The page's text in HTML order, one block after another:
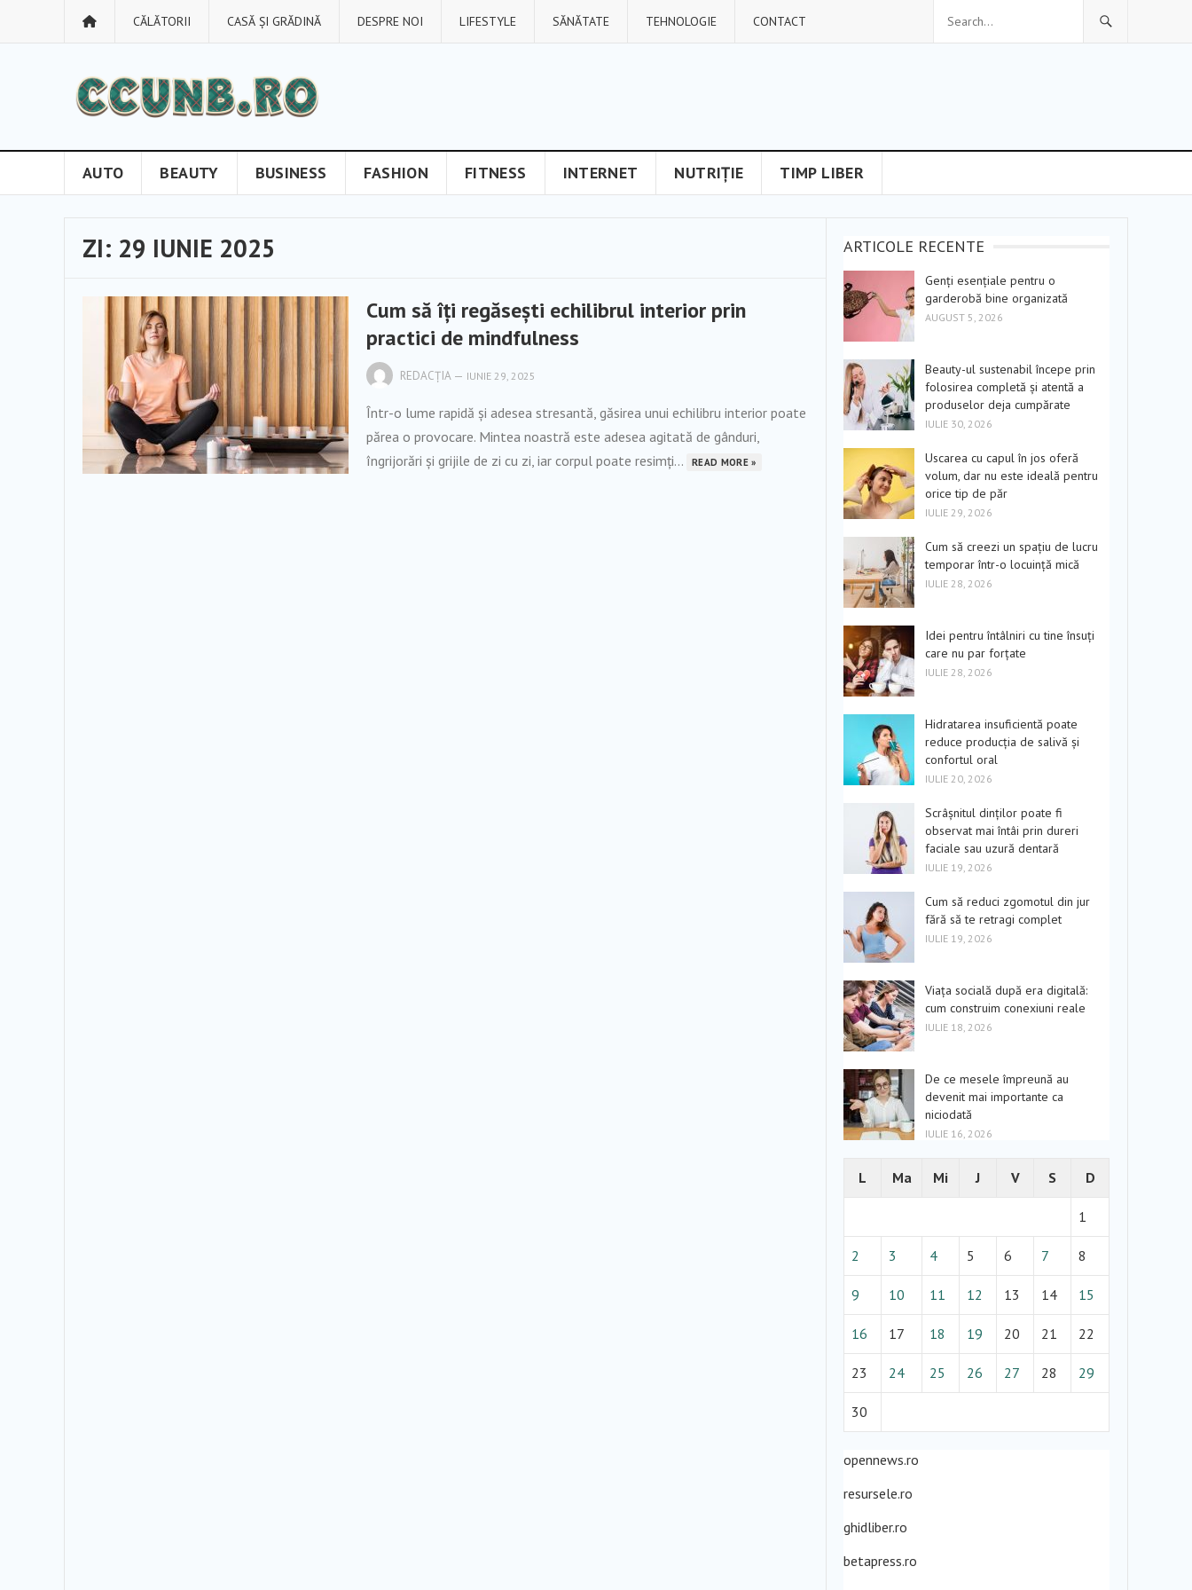
CĂLĂTORII CASĂ ȘI GRĂDINĂ DESPRE NOI LIFESTYLE SĂNĂTATE TEHNOLOGIE CONTACT
AUTO BEAUTY BUSINESS FASHION FITNESS INTERNET NUTRIȚIE TIMP LIBER
ZI: 29 IUNIE 2025
Cum să îți regăsești echilibrul interior prin
practici de mindfulness
REDACȚIA— IUNIE 29, 2025
Într-o lume rapidă și adesea stresantă, găsirea unui echilibru interior poate
părea o provocare. Mintea noastră este adesea agitată de gânduri,
îngrijorări și grijile de zi cu zi, iar corpul poate resimți...
READ MORE »
ARTICOLE RECENTE
Genți esențiale pentru o
garderobă bine organizată
AUGUST 5, 2026
Beauty-ul sustenabil începe prin
folosirea completă și atentă a
produselor deja cumpărate
IULIE 30, 2026
Uscarea cu capul în jos oferă
volum, dar nu este ideală pentru
orice tip de păr
IULIE 29, 2026
Cum să creezi un spațiu de lucru
temporar într-o locuință mică
IULIE 28, 2026
Idei pentru întâlniri cu tine însuți
care nu par forțate
IULIE 28, 2026
Hidratarea insuficientă poate
reduce producția de salivă și
confortul oral
IULIE 20, 2026
Scrâșnitul dinților poate fi
observat mai întâi prin dureri
faciale sau uzură dentară
IULIE 19, 2026
Cum să reduci zgomotul din jur
fără să te retragi complet
IULIE 19, 2026
Viața socială după era digitală:
cum construim conexiuni reale
IULIE 18, 2026
De ce mesele împreună au
devenit mai importante ca
niciodată
IULIE 16, 2026
L Ma Mi J V S D
1
2 3 4 5 6 7 8
9 10 11 12 13 14 15
16 17 18 19 20 21 22
23 24 25 26 27 28 29
30
opennews.ro
resursele.ro
ghidliber.ro
betapress.ro